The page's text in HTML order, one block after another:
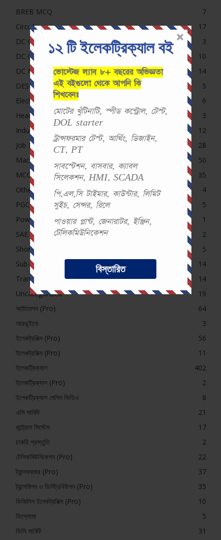
১২ টি ইলেকট্রিক্যাল বই
ভোল্টেজ ল্যাব ৮+ বছরের অভিজ্ঞতা
এই বইগুলো থেকে আপনি কি
শিখবেনঃ
মোটের খুঁটিনাটি, স্পীড কন্ট্রোল, টেস্ট,
DOL starter
ট্রান্সফরমার টেস্ট, আর্থিং, ডিজাইন,
CT, PT
সাবস্টেশন, বাসবার, ক্যাবল
সিলেকশন, HMI, SCADA
পি,এল,সি টাইমার, কাউন্টার, লিমিট
সুইচ, সেন্সর, রিলে
পাওয়ার প্লান্ট, জেনারাটর, ইঞ্জিন,
টেলিকমিউনিকেশন
বিস্তারিত
BREB MCQ
7
Circuit
17
DC Circuit MCQ
3
DC Generator MCQ
10
DC Motor MCQ
14
DESCO, NESCO, PDB, DPDC MCQ
5
Electrical MCQ
6
Headline
3
Induction Motor MCQ
12
Job Preparation
28
Machine
50
MCQ
35
Others Exam
4
PGCB MCQ
5
Power System
1
SAE Course Contents
2
Short Question (Pro)
5
Sub-Station
14
Transformer MCQ
14
Uncategorized
19
অটোমেশন (Pro)
64
আরডুইনো
3
ইলেকট্রনিক্স (Pro)
56
ইলেকট্রনিক্স (Pro)
11
ইলেকট্রিক্যাল
402
ইলেকট্রিক্যাল (Pro)
2
ইলেকট্রিক্যাল মেশিন ভিডিও
8
এসি সার্কিট
21
কন্ট্রোল সিস্টেম
17
চাকরি প্রস্তুতি
2
টেলিকমিউনিকেশন (Pro)
22
ট্রান্সফরমার (Pro)
37
ট্রান্সমিশন ও ডিস্ট্রিবিউশন (Pro)
35
ডিজিটাল ইলেকট্রনিক্স (Pro)
10
ডিপ্লোমা
5
ডিসি সার্কিট
31